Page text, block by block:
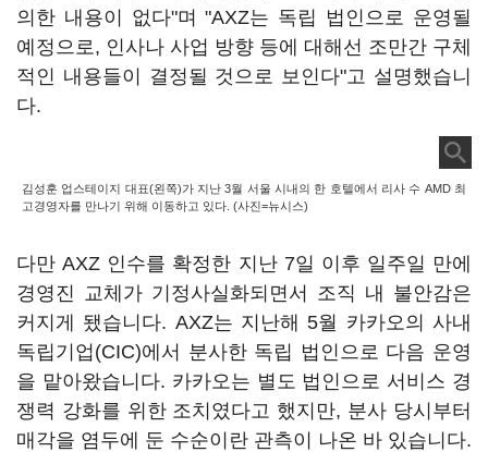
의한 내용이 없다"며 "AXZ는 독립 법인으로 운영될
예정으로, 인사나 사업 방향 등에 대해선 조만간 구체
적인 내용들이 결정될 것으로 보인다"고 설명했습니
다.
김성훈 업스테이지 대표(왼쪽)가 지난 3월 서울 시내의 한 호텔에서 리사 수 AMD 최
고경영자를 만나기 위해 이동하고 있다. (사진=뉴시스)
다만 AXZ 인수를 확정한 지난 7일 이후 일주일 만에
경영진 교체가 기정사실화되면서 조직 내 불안감은
커지게 됐습니다. AXZ는 지난해 5월 카카오의 사내
독립기업(CIC)에서 분사한 독립 법인으로 다음 운영
을 맡아왔습니다. 카카오는 별도 법인으로 서비스 경
쟁력 강화를 위한 조치였다고 했지만, 분사 당시부터
매각을 염두에 둔 수순이란 관측이 나온 바 있습니다.